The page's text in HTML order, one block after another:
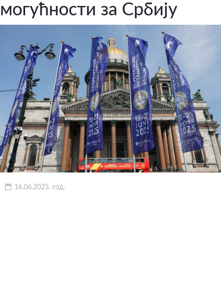
могућности за Србију
16.06.2025. год.